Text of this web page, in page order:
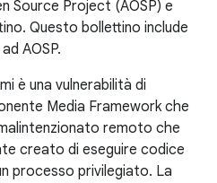
Source Project (AOSP) e
Questo bollettino include
AOSP.
è una vulnerabilità di
Media Framework che
remoto che
creato di eseguire codice
processo privilegiato. La